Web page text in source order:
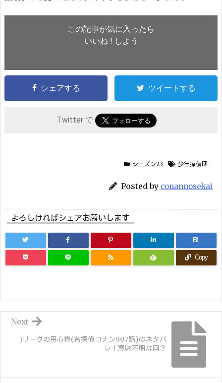
この記事が気に入ったら
いいね ! しよう
シェアする ツイートする
Twitter で
シーズン23 少年探偵団
Posted by conannosekai
よろしければシェアお願いします
B!
Copy
Jリーグの用心棒(名探偵コナン907話)のネタバ
レ！意味不明な回？
Next